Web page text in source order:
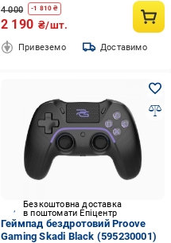
4 000 -1 810 ₴
2 190 ₴/шт.
Привеземо Доставимо
Безкоштовна доставка
в поштомати Епіцентр
Геймпад бездротовий Proove
Gaming Skadi Black (595230001)